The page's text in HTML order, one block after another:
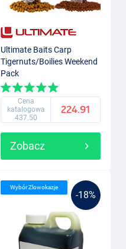
Ultimate Baits Carp
Tigernuts/Boilies Weekend
Pack
Cena
katalogowa
437.50
224.91
Zobacz
-18%
Wybór Zlowokazje